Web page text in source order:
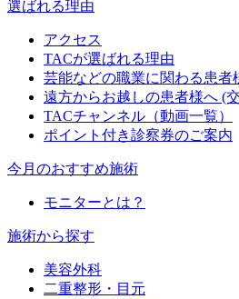
選ばれる理由
アクセス
TACが選ばれる理由
芸能などの職業に関わる患者
遠方からお越しの患者様へ (
TACチャンネル（動画一覧）
ポイント付き診察券のご案内
今月のおすすめ施術
モニターとは？
施術から探す
美容外科
二重整形・目元